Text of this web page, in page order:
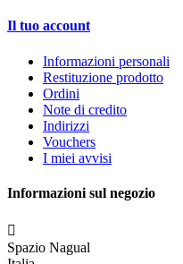
Il tuo account
Informazioni personali
Restituzione prodotto
Ordini
Note di credito
Indirizzi
Vouchers
I miei avvisi
Informazioni sul negozio

Spazio Nagual